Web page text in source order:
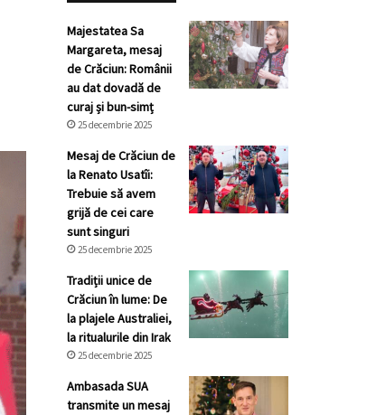
Majestatea Sa
Margareta, mesaj
de Crăciun: Românii
au dat dovadă de
curaj și bun-simț
25 decembrie 2025
Mesaj de Crăciun de
la Renato Usatîi:
Trebuie să avem
grijă de cei care
sunt singuri
25 decembrie 2025
Tradiții unice de
Crăciun în lume: De
la plajele Australiei,
la ritualurile din Irak
25 decembrie 2025
Ambasada SUA
transmite un mesaj